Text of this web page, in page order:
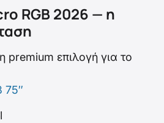
RGB 2026 — η
premium επιλογή για το
75″